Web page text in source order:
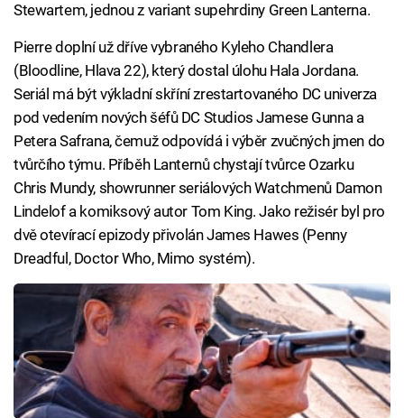
Stewartem, jednou z variant supehrdiny Green Lanterna.
Pierre doplní už dříve vybraného Kyleho Chandlera
(Bloodline, Hlava 22), který dostal úlohu Hala Jordana.
Seriál má být výkladní skříní zrestartovaného DC univerza
pod vedením nových šéfů DC Studios Jamese Gunna a
Petera Safrana, čemuž odpovídá i výběr zvučných jmen do
tvůrčího týmu. Příběh Lanternů chystají tvůrce Ozarku
Chris Mundy, showrunner seriálových Watchmenů Damon
Lindelof a komiksový autor Tom King. Jako režisér byl pro
dvě otevírací epizody přivolán James Hawes (Penny
Dreadful, Doctor Who, Mimo systém).